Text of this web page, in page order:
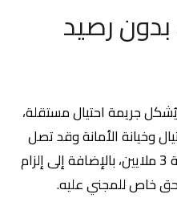
رصيد
جريمة احتيال مستقلة،
وخيانة الأمانة وقد تصل
إلى خمس سنوات سجن وغرامة 3 ملايين، بالإضافة إلى إلزام
خاص للمجني عليه.